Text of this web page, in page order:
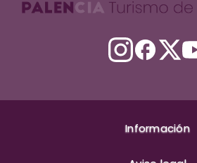
Información